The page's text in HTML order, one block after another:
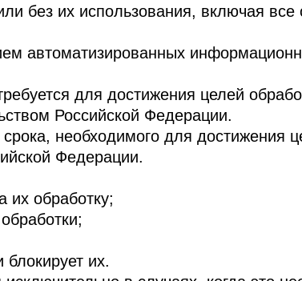
без их использования, включая все
автоматизированных
для достижения целей
Российской Федерации.
необходимого для достижения
Федерации.
обработку;
их.